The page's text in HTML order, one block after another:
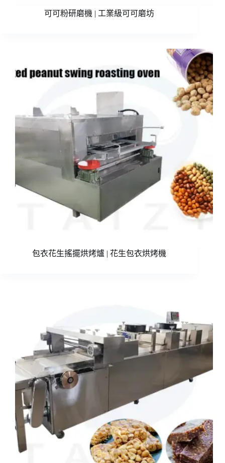
可可粉研磨機 | 工業級可可磨坊
包衣花生搖擺烘烤爐 | 花生包衣烘烤機